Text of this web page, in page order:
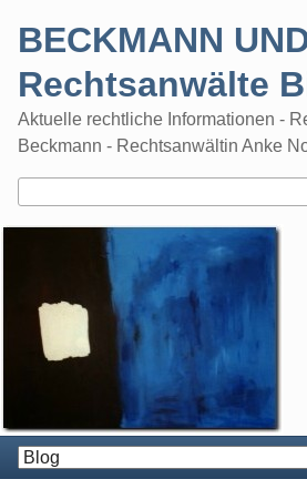
BECKMANN
Rechtsanwälte
Aktuelle rechtliche Informationen -
Beckmann - Rechtsanwältin Anke